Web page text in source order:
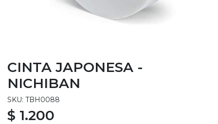
CINTA JAPONESA -
NICHIBAN
SKU: TBH0088
$ 1.200